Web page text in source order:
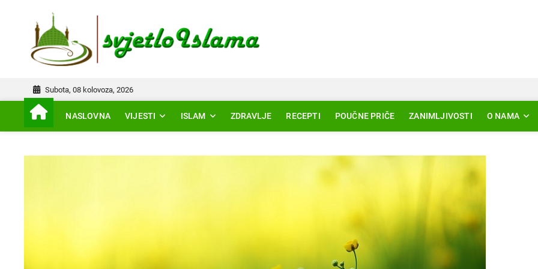
Subota, 08 kolovoza, 2026
NASLOVNA VIJESTI ISLAM ZDRAVLJE RECEPTI POUČNE PRIČE ZANIMLJIVOSTI O NAMA